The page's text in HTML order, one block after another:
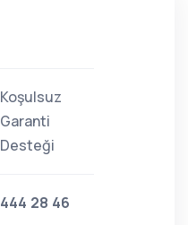
Koşulsuz
Garanti
Desteği
444 28 46